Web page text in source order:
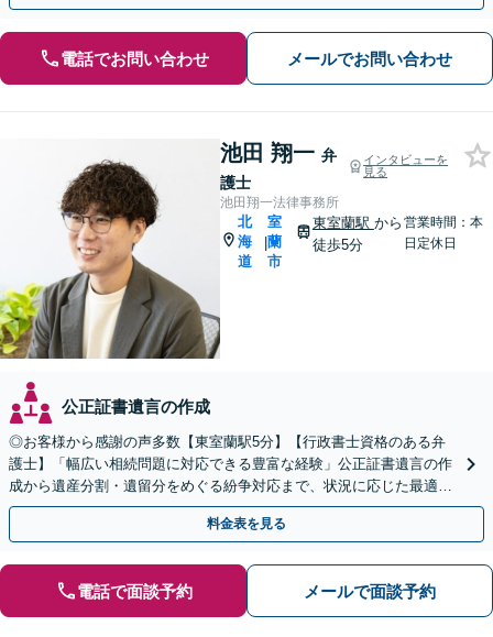
電話でお問い合わせ メールでお問い合わせ
池田 翔一 弁
護士
インタビューを
見る
池田翔一法律事務所
北
海
道
|
室
蘭
市
東室蘭駅 から
徒歩5分
営業時間：本
日定休日
公正証書遺言の作成
◎お客様から感謝の声多数【東室蘭駅5分】【行政書士資格のある弁
護士】「幅広い相続問題に対応できる豊富な経験」公正証書遺言の作
成から遺産分割・遺留分をめぐる紛争対応まで、状況に応じた最適な
方法をご提案します【夜間相談可】
料金表を見る
電話で面談予約 メールで面談予約